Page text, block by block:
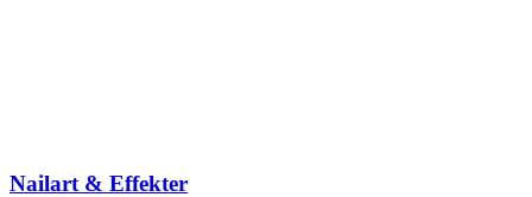
Nailart & Effekter